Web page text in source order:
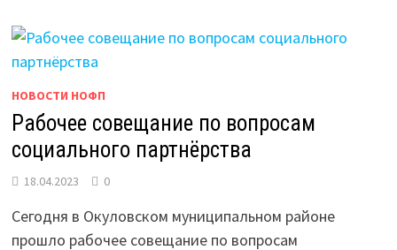
НОВОСТИ НОФП
Рабочее совещание по вопросам
социального партнёрства
18.04.2023 0
Сегодня в Окуловском муниципальном районе
прошло рабочее совещание по вопросам